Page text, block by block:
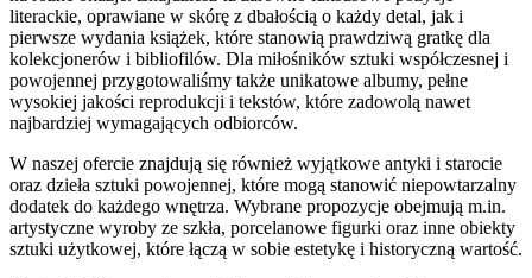
literackie, oprawiane w skórę z dbałością o każdy detal, jak i
pierwsze wydania książek, które stanowią prawdziwą gratkę dla
kolekcjonerów i bibliofilów. Dla miłośników sztuki współczesnej i
powojennej przygotowaliśmy także unikatowe albumy, pełne
wysokiej jakości reprodukcji i tekstów, które zadowolą nawet
najbardziej wymagających odbiorców.
W naszej ofercie znajdują się również wyjątkowe antyki i starocie
oraz dzieła sztuki powojennej, które mogą stanowić niepowtarzalny
dodatek do każdego wnętrza. Wybrane propozycje obejmują m.in.
artystyczne wyroby ze szkła, porcelanowe figurki oraz inne obiekty
sztuki użytkowej, które łączą w sobie estetykę i historyczną wartość.